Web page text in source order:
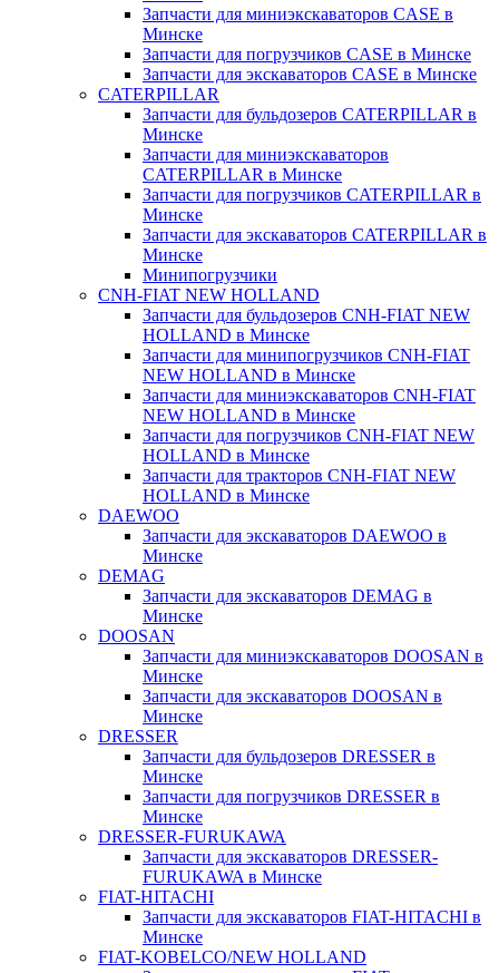
Запчасти для миниэкскаваторов CASE в
Минске
Запчасти для погрузчиков CASE в Минске
Запчасти для экскаваторов CASE в Минске
CATERPILLAR
Запчасти для бульдозеров CATERPILLAR в
Минске
Запчасти для миниэкскаваторов
CATERPILLAR в Минске
Запчасти для погрузчиков CATERPILLAR в
Минске
Запчасти для экскаваторов CATERPILLAR в
Минскe
Минипогрузчики
CNH-FIAT NEW HOLLAND
Запчасти для бульдозеров CNH-FIAT NEW
HOLLAND в Минске
Запчасти для минипогрузчиков CNH-FIAT
NEW HOLLAND в Минске
Запчасти для миниэкскаваторов CNH-FIAT
NEW HOLLAND в Минске
Запчасти для погрузчиков CNH-FIAT NEW
HOLLAND в Минске
Запчасти для тракторов CNH-FIAT NEW
HOLLAND в Минске
DAEWOO
Запчасти для экскаваторов DAEWOO в
Минске
DEMAG
Запчасти для экскаваторов DEMAG в
Минске
DOOSAN
Запчасти для миниэкскаваторов DOOSAN в
Минске
Запчасти для экскаваторов DOOSAN в
Минске
DRESSER
Запчасти для бульдозеров DRESSER в
Минске
Запчасти для погрузчиков DRESSER в
Минске
DRESSER-FURUKAWA
Запчасти для экскаваторов DRESSER-
FURUKAWA в Минске
FIAT-HITACHI
Запчасти для экскаваторов FIAT-HITACHI в
Минске
FIAT-KOBELCO/NEW HOLLAND